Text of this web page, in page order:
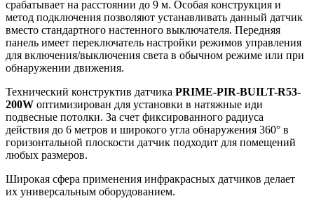
срабатывает на расстоянии до 9 м. Особая конструкция и
метод подключения позволяют устанавливать данный датчик
вместо стандартного настенного выключателя. Передняя
панель имеет переключатель настройки режимов управления
для включения/выключения света в обычном режиме или при
обнаружении движения.
Технический конструктив датчика PRIME-PIR-BUILT-R53-
200W оптимизирован для установки в натяжные иди
подвесные потолки. За счет фиксированного радиуса
действия до 6 метров и широкого угла обнаружения 360° в
горизонтальной плоскости датчик подходит для помещений
любых размеров.
Широкая сфера применения инфракрасных датчиков делает
их универсальным оборудованием.